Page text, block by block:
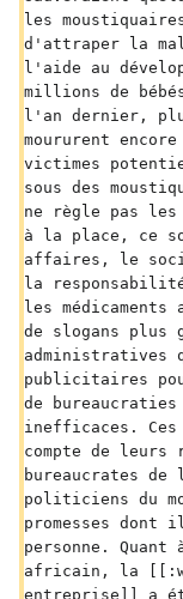
les
d'attraper la
l'aide au
millions de
l'an dernier,
moururent
victimes
sous des
ne règle pas les
à la place, ce
affaires, le
la
les
de slogans plus
administratives
publicitaires
de
inefficaces. Ces
compte de
bureaucrates de
politiciens du
promesses dont
personne.
africain, la
entreprise]] a